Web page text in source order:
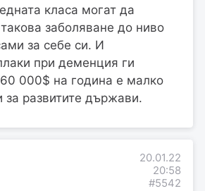
класа могат да
заболяване до ниво
за себе си. И
при деменция ги
000$ на година е малко
развитите държави.
20.01.22
20:58
#5542